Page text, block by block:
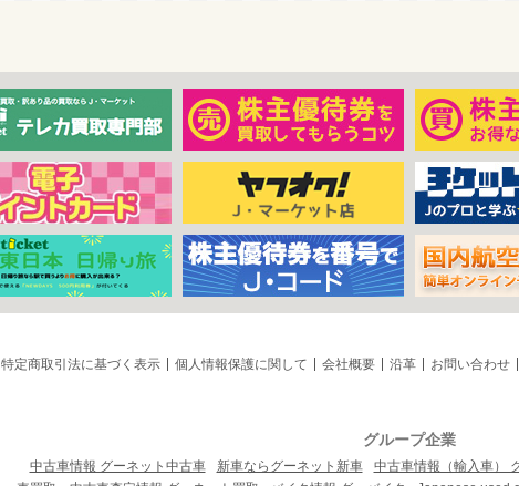
特定商取引法に基づく表示 個人情報保護に関して 会社概要 沿革 お問い合わせ
グループ企業
中古車情報 グーネット中古車 新車ならグーネット新車 中古車情報（輸入車）